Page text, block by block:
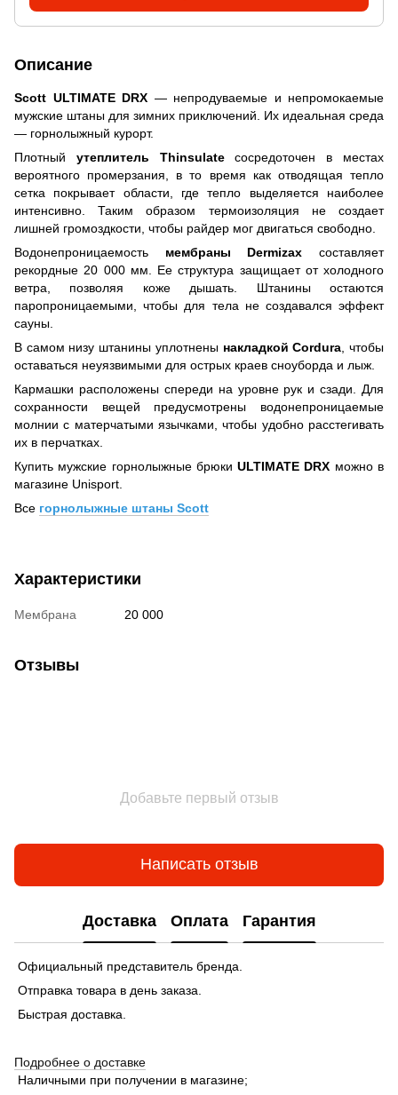
Описание
Scott ULTIMATE DRX — непродуваемые и непромокаемые
мужские штаны для зимних приключений. Их идеальная среда
— горнолыжный курорт.
Плотный утеплитель Thinsulateсосредоточен в местах
вероятного промерзания, в то время как отводящая тепло
сетка покрывает области, где тепло выделяется наиболее
интенсивно. Таким образом термоизоляция не создает
лишней громоздкости, чтобы райдер мог двигаться свободно.
Водонепроницаемость мембраны Dermizax составляет
рекордные 20 000 мм. Ее структура защищает от холодного
ветра, позволяя коже дышать. Штанины остаются
паропроницаемыми, чтобы для тела не создавался эффект
сауны.
В самом низу штанины уплотнены накладкой Cordura , чтобы
оставаться неуязвимыми для острых краев сноуборда и лыж.
Кармашки расположены спереди на уровне рук и сзади. Для
сохранности вещей предусмотрены водонепроницаемые
молнии с матерчатыми язычками, чтобы удобно расстегивать
их в перчатках.
Купить мужские горнолыжные брюкиULTIMATE DRX можно в
магазине Unisport
Все горнолыжные штаны Scott
Характеристики
Мембрана 20 000
Отзывы
Добавьте первый отзыв
Написать отзыв
Доставка Оплата Гарантия
Официальный представитель бренда.
Отправка товара в день заказа.
Быстрая доставка.
Подробнее о доставке
Наличными при получении в магазине;